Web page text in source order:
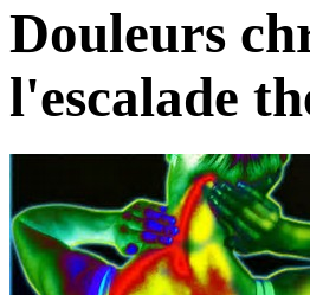
Douleurs
l'escalade